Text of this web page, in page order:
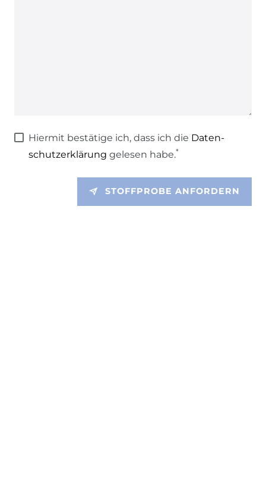
Hiermit bestätige ich, dass ich die Daten­
schutz­erklärung gelesen habe.*
STOFFPROBE ANFORDERN